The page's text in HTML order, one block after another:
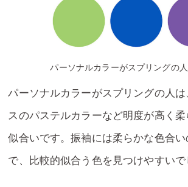
パーソナルカラーがスプリングの
パーソナルカラーがスプリングの人
スのパステルカラーなど明度が高く
似合いです。振袖には柔らかな色合
で、比較的似合う色を見つけやすいで